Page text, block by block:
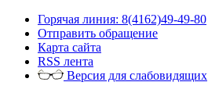
Горячая линия: 8(4162)49-49-80
Отправить обращение
Карта сайта
RSS лента
Версия для слабовидящих